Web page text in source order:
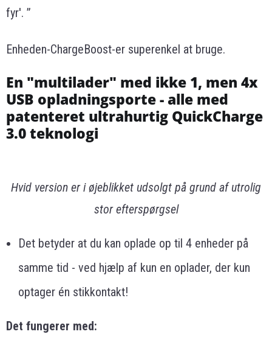
fyr'. ”
Enheden-ChargeBoost-er superenkel at bruge.
En "multilader" med ikke 1, men 4x
USB opladningsporte - alle med
patenteret ultrahurtig QuickCharge
3.0 teknologi
Hvid version er i øjeblikket udsolgt på grund af utrolig
stor efterspørgsel
Det betyder at du kan oplade op til 4 enheder på
samme tid - ved hjælp af kun en oplader, der kun
optager én stikkontakt!
Det fungerer med: